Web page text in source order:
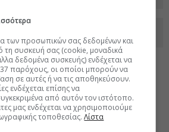
των προσωπικών σας δεδομένων και
τη συσκευή σας (cookie, μοναδικά
δεδομένα συσκευής) ενδέχεται να
παρόχους, οι οποίοι μπορούν να
σε αυτές ή να τις αποθηκεύσουν.
ενδέχεται επίσης να
από αυτόν τον ιστότοπο.
μας ενδέχεται να χρησιμοποιούμε
τοποθεσίας.Λίστα